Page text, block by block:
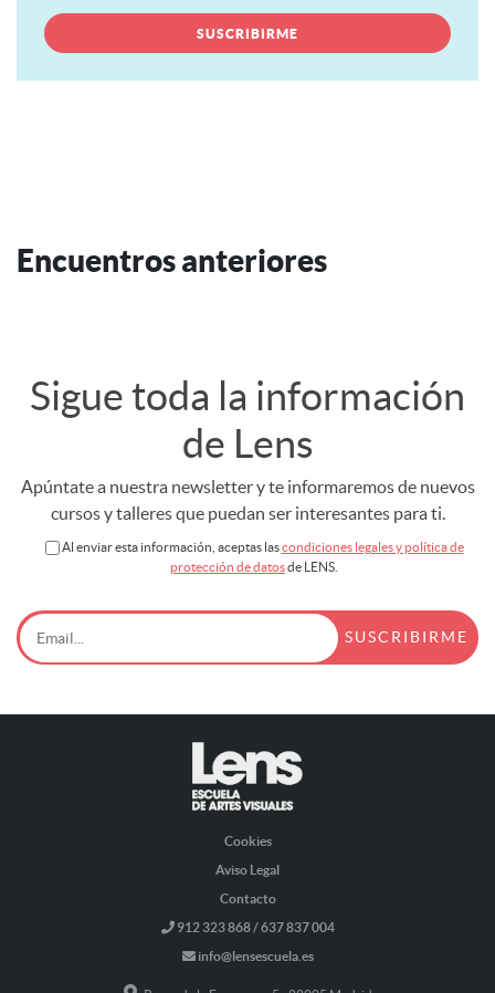
Encuentros anteriores
Sigue toda la información
de Lens
Apúntate a nuestra newsletter y te informaremos de nuevos
cursos y talleres que puedan ser interesantes para ti.
Al enviar esta información, aceptas lascondiciones legales y política de
protección de datosde LENS.
Cookies
Aviso Legal
Contacto
912 323 868 / 637 837 004
info@lensescuela.es